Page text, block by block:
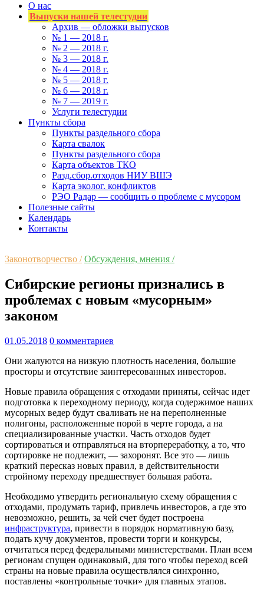
О нас
Выпуски нашей телестудии
Архив — обложки выпусков
№ 1 — 2018 г.
№ 2 — 2018 г.
№ 3 — 2018 г.
№ 4 — 2018 г.
№ 5 — 2018 г.
№ 6 — 2018 г.
№ 7 — 2019 г.
Услуги телестудии
Пункты сбора
Пункты раздельного сбора
Карта свалок
Пункты раздельного сбора
Карта объектов ТКО
Разд.сбор.отходов НИУ ВШЭ
Карта эколог. конфликтов
РЭО Радар — сообщить о проблеме с мусором
Полезные сайты
Календарь
Контакты
Законотворчество / Обсуждения, мнения /
Сибирские регионы признались в
проблемах с новым «мусорным»
законом
01.05.2018 0 комментариев
Они жалуются на низкую плотность населения, большие
просторы и отсутствие заинтересованных инвесторов.
Новые правила обращения с отходами приняты, сейчас идет
подготовка к переходному периоду, когда содержимое наших
мусорных ведер будут сваливать не на переполненные
полигоны, расположенные порой в черте города, а на
специализированные участки. Часть отходов будет
сортироваться и отправляться на вторпереработку, а то, что
сортировке не подлежит, — захоронят. Все это — лишь
краткий пересказ новых правил, в действительности
стройному переходу предшествует большая работа.
Необходимо утвердить региональную схему обращения с
отходами, продумать тариф, привлечь инвесторов, а где это
невозможно, решить, за чей счет будет построена
инфраструктура, привести в порядок нормативную базу,
подать кучу документов, провести торги и конкурсы,
отчитаться перед федеральными министерствами. План всем
регионам спущен одинаковый, для того чтобы переход всей
страны на новые правила осуществлялся синхронно,
поставлены «контрольные точки» для главных этапов.